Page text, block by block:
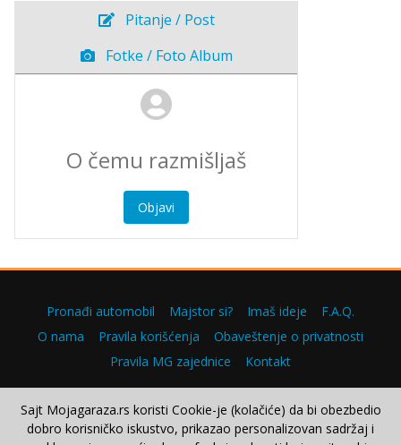
Pitanje / Post
Fotke / Foto Album
Objavi
Pronađi automobil Majstor si? Imaš ideje
F.A.Q.
O nama
Pravila korišćenja
Obaveštenje o privatnosti
Pravila MG zajednice
Kontakt
Copyright © 2000–2026.
Sajt Mojagaraza.rs koristi Cookie-je (kolačiće) da bi obezbedio
dobro korisničko iskustvo, prikazao personalizovan sadržaj i